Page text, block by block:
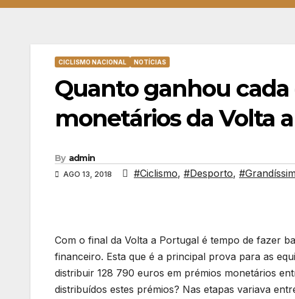
CICLISMO NACIONAL NOTÍCIAS
Quanto ganhou
monetários da Volta
By admin
AGO 13, 2018 #Ciclismo, #Desporto,
Com o final da Volta a Portugal é tempo de fazer
financeiro. Esta que é a principal prova para as
distribuir 128 790 euros em prémios monetários
distribuídos estes prémios? Nas etapas variava